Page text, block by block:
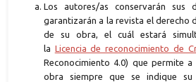
Los autores/as conservarán sus
garantizarán a la revista el derecho
de su obra, el cuál estará
la Licencia de reconocimiento de
Reconocimiento 4.0) que permite
obra siempre que se indique